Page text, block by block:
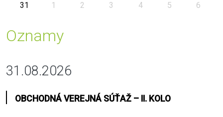
31 1 2 3 4 5 6
Oznamy
31.08.2026
OBCHODNÁ VEREJNÁ SÚŤAŽ – II. KOLO